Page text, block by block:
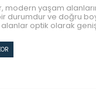
modern yaşam
durumdur ve doğru
optik olarak